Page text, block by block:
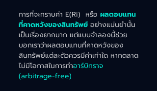
การที่จะทราบค่า E(Ri)  หรือ ผลตอบแทน
ที่คาดหวังของสินทรัพย์ อย่างแม่นยำนั้น
เป็นเรื่องยากมาก แต่แบบจำลองนี้ช่วย
บอกเราว่าผลตอบแทนที่คาดหวังของ
สินทรัพย์แต่ละตัวควรมีค่าเท่าใด หากตลาด
ไม่มีโอกาสในการทำอาร์บิทราจ
(arbitrage-free)